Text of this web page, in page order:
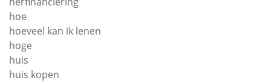
hoe
hoeveel kan ik lenen
hoge
huis
huis kopen